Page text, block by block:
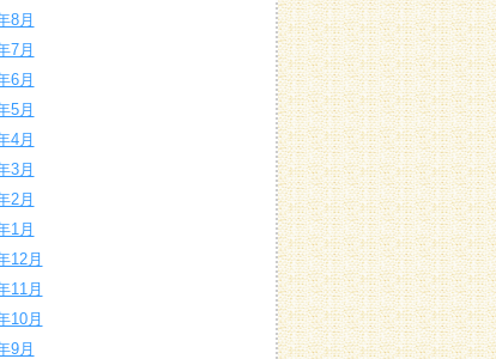
8月
7月
6月
5月
4月
3月
2月
1月
12月
11月
10月
9月